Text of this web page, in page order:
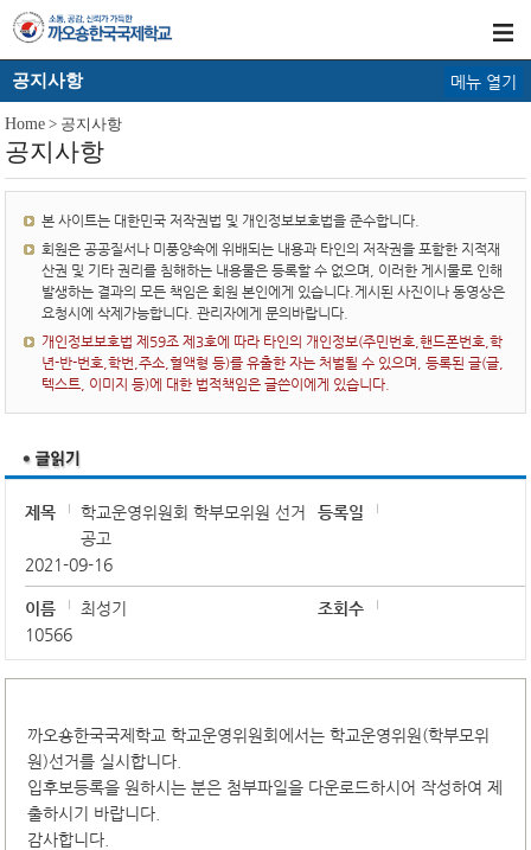
공지사항 메뉴 열기
Home > 공지사항
공지사항
본 사이트는 대한민국 저작권법 및 개인정보보호법을 준수합니다.
회원은 공공질서나 미풍양속에 위배되는 내용과 타인의 저작권을 포함한 지적재
산권 및 기타 권리를 침해하는 내용물은 등록할 수 없으며, 이러한 게시물로 인해
발생하는 결과의 모든 책임은 회원 본인에게 있습니다.게시된 사진이나 동영상은
요청시에 삭제가능합니다. 관리자에게 문의바랍니다.
개인정보보호법 제59조 제3호에 따라 타인의 개인정보(주민번호,핸드폰번호,학
년-반-번호,학번,주소,혈액형 등)를 유출한 자는 처벌될 수 있으며, 등록된 글(글,
텍스트, 이미지 등)에 대한 법적책임은 글쓴이에게 있습니다.
제목
학교운영위원회 학부모위원 선거
공고
등록일
2021-09-16
이름 최성기
조회수
10566
까오숑한국국제학교 학교운영위원회에서는 학교운영위원(학부모위
원)선거를 실시합니다.
입후보등록을 원하시는 분은 첨부파일을 다운로드하시어 작성하여 제
출하시기 바랍니다.
감사합니다.